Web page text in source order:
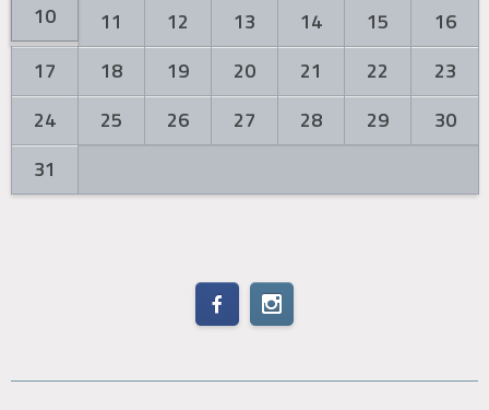
10
11 12 13 14 15
16
17
18 19 20 21 22
23
24
25 26 27 28 29
30
31